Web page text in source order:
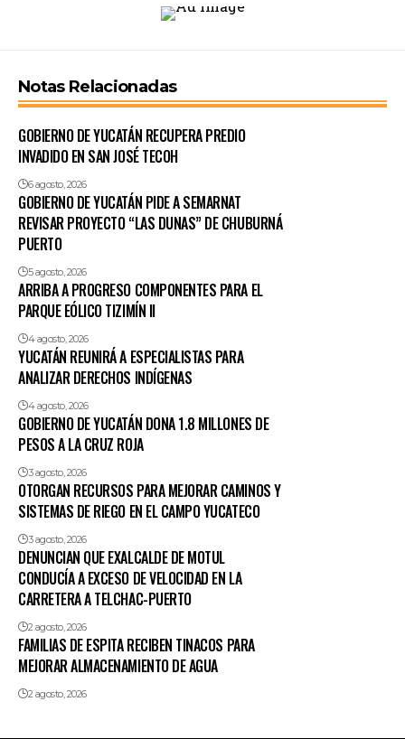
Notas Relacionadas
GOBIERNO DE YUCATÁN RECUPERA PREDIO
INVADIDO EN SAN JOSÉ TECOH
6 agosto, 2026
GOBIERNO DE YUCATÁN PIDE A SEMARNAT
REVISAR PROYECTO “LAS DUNAS” DE CHUBURNÁ
PUERTO
5 agosto, 2026
ARRIBA A PROGRESO COMPONENTES PARA EL
PARQUE EÓLICO TIZIMÍN II
4 agosto, 2026
YUCATÁN REUNIRÁ A ESPECIALISTAS PARA
ANALIZAR DERECHOS INDÍGENAS
4 agosto, 2026
GOBIERNO DE YUCATÁN DONA 1.8 MILLONES DE
PESOS A LA CRUZ ROJA
3 agosto, 2026
OTORGAN RECURSOS PARA MEJORAR CAMINOS Y
SISTEMAS DE RIEGO EN EL CAMPO YUCATECO
3 agosto, 2026
DENUNCIAN QUE EXALCALDE DE MOTUL
CONDUCÍA A EXCESO DE VELOCIDAD EN LA
CARRETERA A TELCHAC-PUERTO
2 agosto, 2026
FAMILIAS DE ESPITA RECIBEN TINACOS PARA
MEJORAR ALMACENAMIENTO DE AGUA
2 agosto, 2026